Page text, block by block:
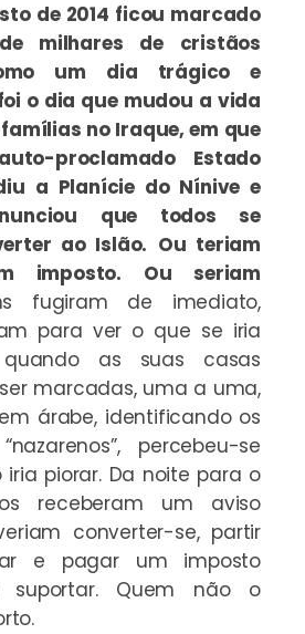
de 2014 ficou marcado
milhares de cristãos
um dia trágico e
o dia que mudou a vida
no Iraque, em que
proclamado Estado
a Planície do Nínive e
que todos se
ao Islão. Ou teriam
imposto. Ou seriam
fugiram de imediato,
para ver o que se iria
as suas casas
marcadas, uma a uma,
árabe, identificando os
percebeu-se
piorar. Da noite para o
receberam um aviso
converter-se, partir
e pagar um imposto
suportar. Quem não o